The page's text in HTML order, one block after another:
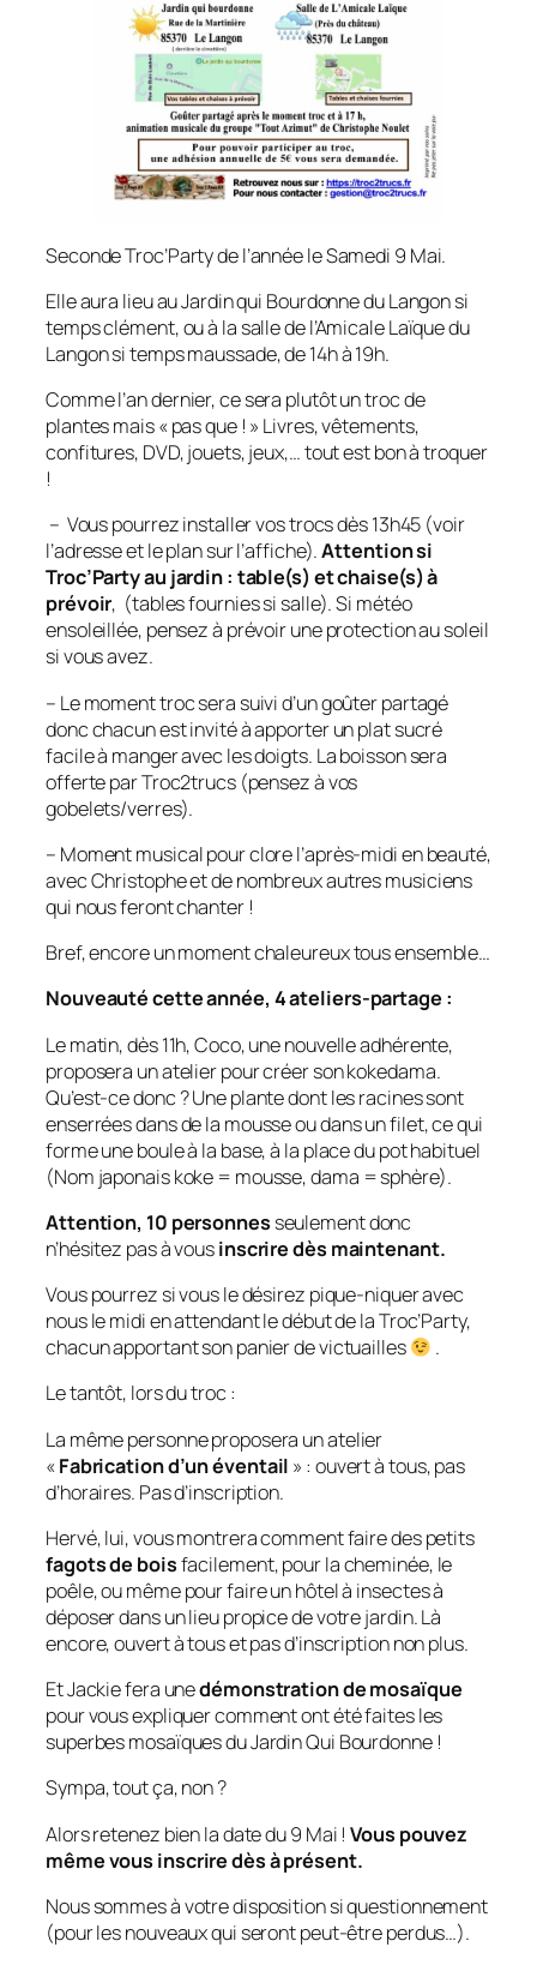
Seconde Troc’Party de l’année le Samedi 9 Mai.
Elle aura lieu au Jardin qui Bourdonne du Langon si
temps clément, ou à la salle de l’Amicale Laïque du
Langon si temps maussade, de 14h à 19h.
Comme l’an dernier, ce sera plutôt un troc de
plantes mais « pas que ! » Livres, vêtements,
confitures, DVD, jouets, jeux,… tout est bon à troquer
!
– Vous pourrez installer vos trocs dès 13h45 (voir
l’adresse et le plan sur l’affiche).Attention si
Troc’Party au jardin : table(s) et chaise(s) à
prévoir, (tables fournies si salle). Si météo
ensoleillée, pensez à prévoir une protection au soleil
si vous avez.
– Le moment troc sera suivi d’un goûter partagé
donc chacun est invité à apporter un plat sucré
facile à manger avec les doigts. La boisson sera
offerte par Troc2trucs (pensez à vos
gobelets/verres).
– Moment musical pour clore l’après-midi en beauté,
avec Christophe et de nombreux autres musiciens
qui nous feront chanter !
Bref, encore un moment chaleureux tous ensemble…
Nouveauté cette année, 4 ateliers-partage :
Le matin, dès 11h, Coco, une nouvelle adhérente,
proposera un atelier pour créer son kokedama.
Qu’est-ce donc ? Une plante dont les racines sont
enserrées dans de la mousse ou dans un filet, ce qui
forme une boule à la base, à la place du pot habituel
(Nom japonais koke = mousse, dama = sphère).
Attention, 10 personnes seulement donc
n’hésitez pas à vousinscrire dès maintenant.
Vous pourrez si vous le désirez pique-niquer avec
nous le midi en attendant le début de la Troc’Party,
chacun apportant son panier de victuailles
.
Le tantôt, lors du troc :
La même personne proposera un atelier
«Fabrication d’un éventail » : ouvert à tous, pas
d’horaires. Pas d’inscription.
Hervé, lui, vous montrera comment faire des petits
fagots de boisfacilement, pour la cheminée, le
poêle, ou même pour faire un hôtel à insectes à
déposer dans un lieu propice de votre jardin. Là
encore, ouvert à tous et pas d’inscription non plus.
Et Jackie fera unedémonstration de mosaïque
pour vous expliquer comment ont été faites les
superbes mosaïques du Jardin Qui Bourdonne !
Sympa, tout ça, non ?
Alors retenez bien la date du 9 Mai !Vous pouvez
même vous inscrire dès à présent.
Nous sommes à votre disposition si questionnement
(pour les nouveaux qui seront peut-être perdus…).